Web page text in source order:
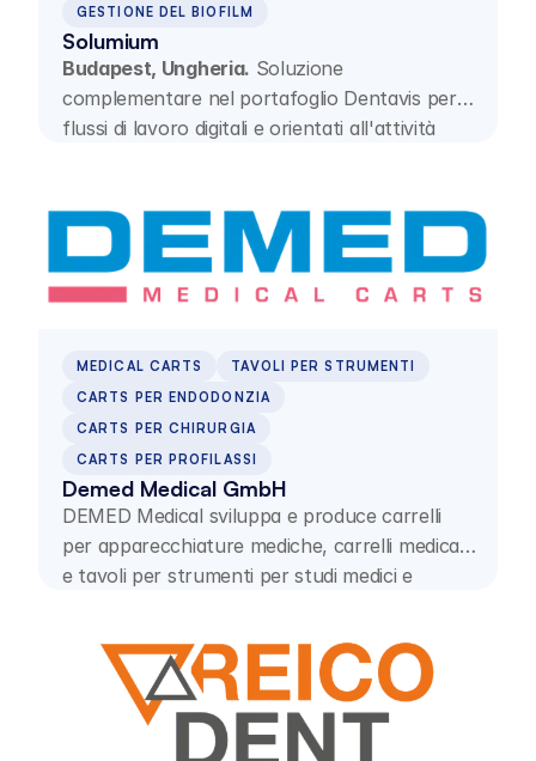
GESTIONE DEL BIOFILM
Solumium
Budapest, Ungheria. Soluzione
complementare nel portafoglio Dentavis per
flussi di lavoro digitali e orientati all'attività
MEDICAL CARTS
TAVOLI PER STRUMENTI
CARTS PER ENDODONZIA
CARTS PER CHIRURGIA
CARTS PER PROFILASSI
Demed Medical GmbH
DEMED Medical sviluppa e produce carrelli
per apparecchiature mediche, carrelli medicali
e tavoli per strumenti per studi medici e